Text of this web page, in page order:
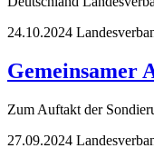
24.10.2024
Gemeinsamer
Zum Auftakt der
27.09.2024